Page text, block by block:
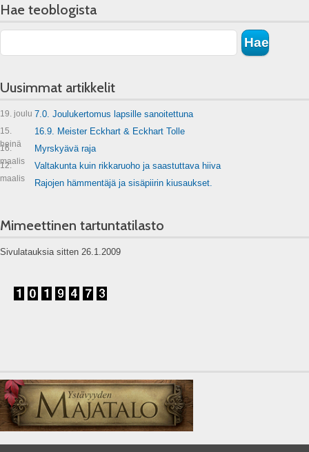
Hae teoblogista
Uusimmat artikkelit
19. joulu 7.0. Joulukertomus lapsille sanoitettuna
15.
heinä
16.9. Meister Eckhart & Eckhart Tolle
16.
maalis
Myrskyävä raja
12.
maalis
Valtakunta kuin rikkaruoho ja saastuttava hiiva
Rajojen hämmentäjä ja sisäpiirin kiusaukset.
Mimeettinen tartuntatilasto
Sivulatauksia sitten 26.1.2009